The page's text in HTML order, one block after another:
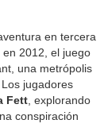
en tercera
en 2012, el juego
una metrópolis
jugadores
Fett , explorando
conspiración